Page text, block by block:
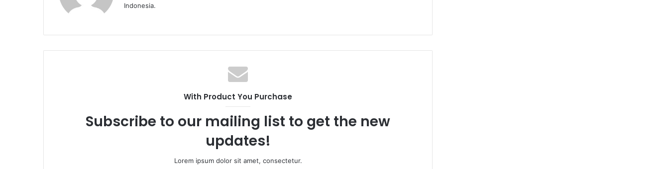
Indonesia.
With Product You Purchase
Subscribe to our mailing list to get the new
updates!
Lorem ipsum dolor sit amet, consectetur.